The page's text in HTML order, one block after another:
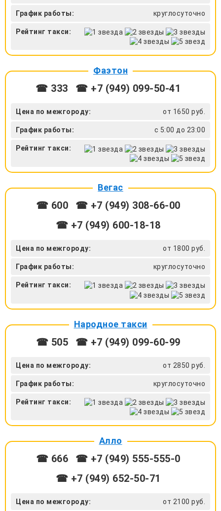
График работы: круглосуточно
Рейтинг такси:
Фаэтон
☎ 333 ☎ +7 (949) 099-50-41
Цена по межгороду: от 1650 руб.
График работы: с 5:00 до 23:00
Рейтинг такси:
Вегас
☎ 600
☎ +7 (949) 308-66-00
☎ +7 (949) 600-18-18
Цена по межгороду: от 1800 руб.
График работы: круглосуточно
Рейтинг такси:
Народное такси
☎ 505 ☎ +7 (949) 099-60-99
Цена по межгороду: от 2850 руб.
График работы: круглосуточно
Рейтинг такси:
Алло
☎ 666
☎ +7 (949) 555-555-0
☎ +7 (949) 652-50-71
Цена по межгороду: от 2100 руб.